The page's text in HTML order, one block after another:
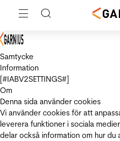
Samtycke
Information
[#IABV2SETTINGS#]
Om
Denna sida använder cookies
Vi använder cookies för att
leverera funktioner i sociala
delar också information om hur